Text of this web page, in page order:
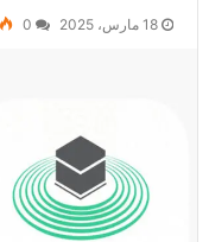
18 مارس، 2025 0